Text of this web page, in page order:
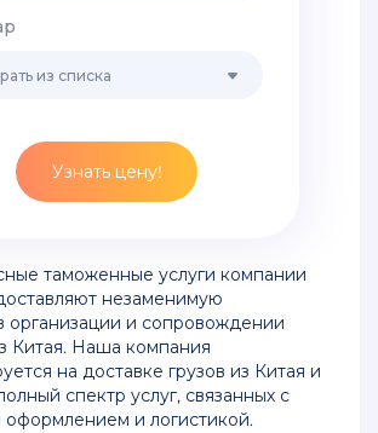
из списка
Узнать цену!
таможенные услуги компании
незаменимую
организации и сопровождении
Китая. Наша компания
на доставке грузов из Китая и
спектр услуг, связанных с
и логистикой.